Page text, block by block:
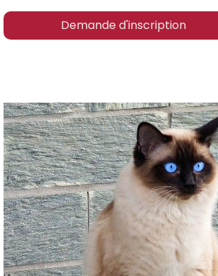
Demande d'inscription